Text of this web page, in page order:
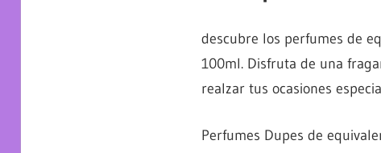
descubre los perfumes de
100ml. Disfruta de una
realzar tus ocasiones
Perfumes Dupes de